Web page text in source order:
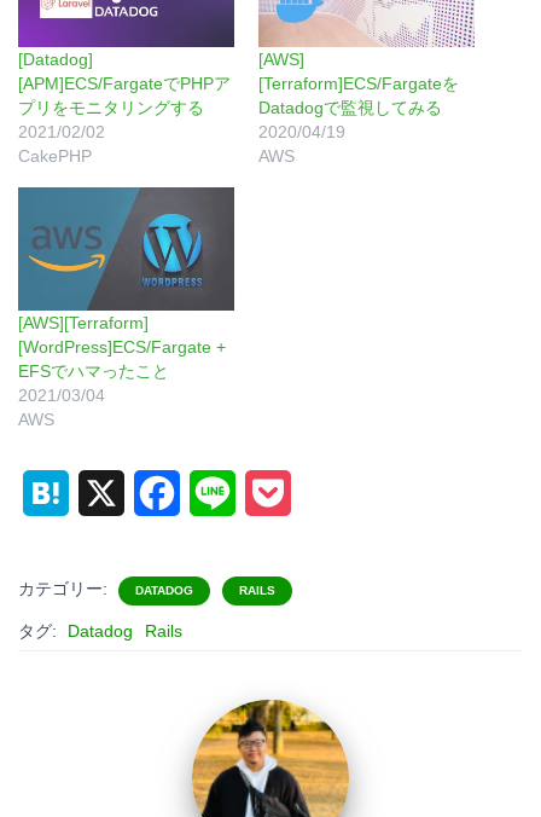
[Datadog]
[APM]ECS/FargateでPHPア
プリをモニタリングする
2021/02/02
CakePHP
[AWS]
[Terraform]ECS/Fargateを
Datadogで監視してみる
2020/04/19
AWS
[AWS][Terraform]
[WordPress]ECS/Fargate +
EFSでハマったこと
2021/03/04
AWS
t
e
c
e
n c
t
カテゴリー: DATADOG RAILS
タグ: Datadog Rails